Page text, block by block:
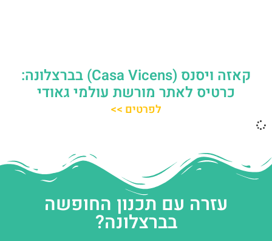
קאזה ויסנס (Casa Vicens) בברצלונה:
כרטיס לאתר מורשת עולמי גאודי
לפרטים >>
עזרה עם תכנון החופשה
בברצלונה?